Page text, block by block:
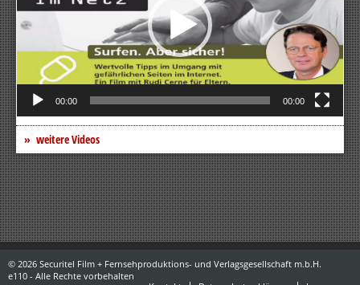
00:00 00:00
weitere Videos
© 2026 Securitel Film + Fernsehproduktions- und Verlagsgesellschaft m.b.H.
e110 - Alle Rechte vorbehalten